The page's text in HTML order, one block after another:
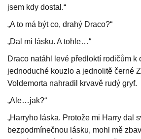
jsem kdy dostal.“
„A to má být co, drahý Draco?“
„Dal mi lásku. A tohle…“
Draco natáhl levé předloktí rodičům k
jednoduché kouzlo a jednolitě černé
Voldemorta nahradil krvavě rudý gryf.
„Ale…jak?“
„Harryho láska. Protože mi Harry dal
bezpodmínečnou lásku, mohl mě